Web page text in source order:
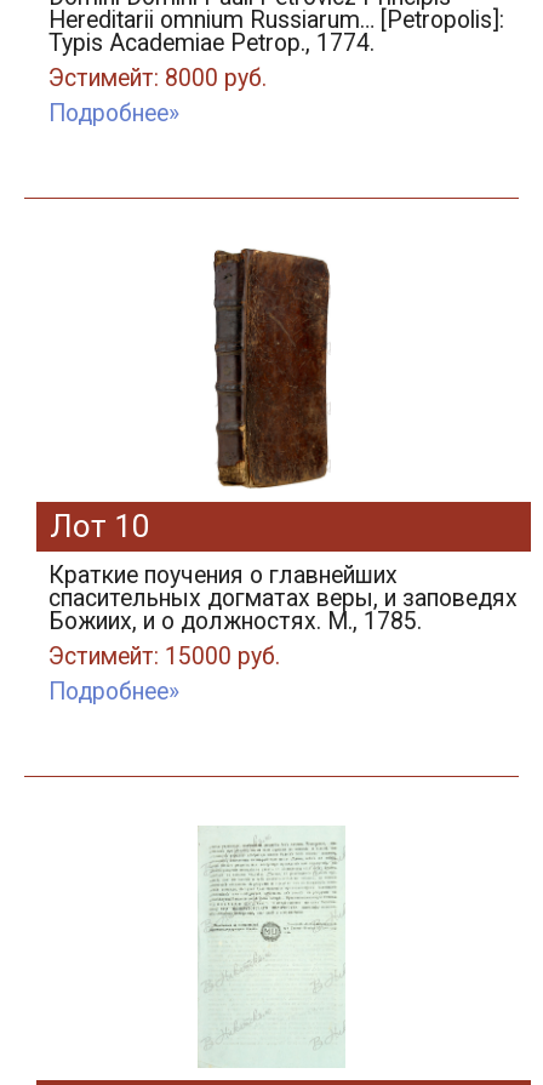
Hereditarii omnium Russiarum… [Petropolis]:
Typis Academiae Petrop., 1774.
Эстимейт: 8000 руб.
Подробнее»
Лот 10
Краткие поучения о главнейших
спасительных догматах веры, и заповедях
Божиих, и о должностях. М., 1785.
Эстимейт: 15000 руб.
Подробнее»